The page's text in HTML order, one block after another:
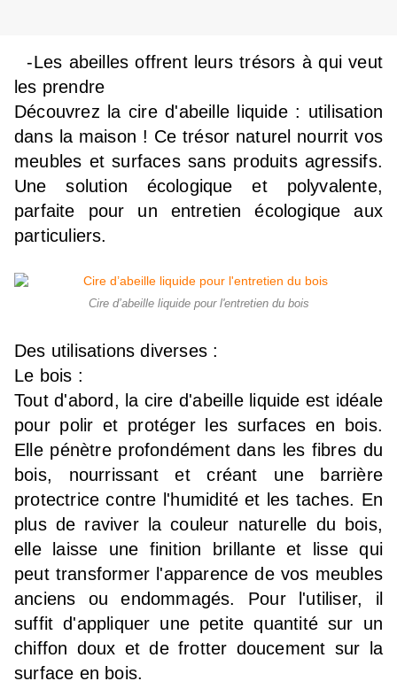
-Les abeilles offrent leurs trésors à qui veut
les prendre
Découvrez la cire d'abeille liquide : utilisation
dans la maison ! Ce trésor naturel nourrit vos
meubles et surfaces sans produits agressifs.
Une solution écologique et polyvalente,
parfaite pour un entretien écologique aux
particuliers.
Cire d’abeille liquide pour l'entretien du bois
Des utilisations diverses :
Le bois :
Tout d'abord, la cire d'abeille liquide est idéale
pour polir et protéger les surfaces en bois.
Elle pénètre profondément dans les fibres du
bois, nourrissant et créant une barrière
protectrice contre l'humidité et les taches. En
plus de raviver la couleur naturelle du bois,
elle laisse une finition brillante et lisse qui
peut transformer l'apparence de vos meubles
anciens ou endommagés. Pour l'utiliser, il
suffit d'appliquer une petite quantité sur un
chiffon doux et de frotter doucement sur la
surface en bois.